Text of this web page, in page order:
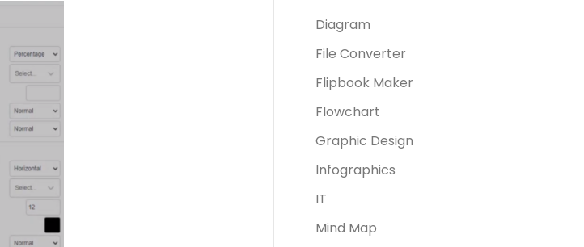
Diagram
File Converter
Flipbook Maker
Flowchart
Graphic Design
Infographics
IT
Mind Map